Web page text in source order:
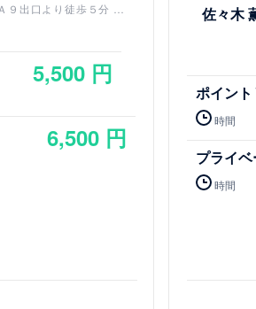
９出口より徒歩５分
（千代田線）Ｂ３ｂ出口
JR中央線・JR総武線）
から徒歩１０分
5,500 円
6,500 円
佐々木
ポイン
時間
プライ
時間